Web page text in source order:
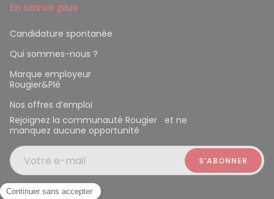
En savoir plus
Candidature spontanée
Qui sommes-nous ?
Marque employeur
Rougier&Plé
Nos offres d’emploi
Rejoignez la communauté Rougier et ne
manquez aucune opportunité
Votre e-mail